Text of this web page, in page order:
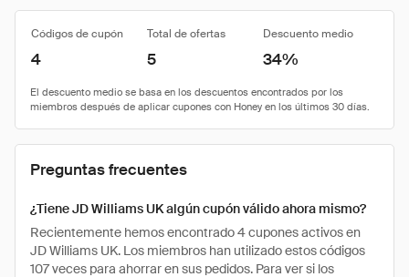
Códigos de cupón Total de ofertas Descuento medio
4 5 34%
Preguntas frecuentes
¿Tiene JD Williams UK algún cupón válido ahora mismo?
Recientemente hemos encontrado 4 cupones activos en
JD Williams UK. Los miembros han utilizado estos códigos
107 veces para ahorrar en sus pedidos. Para ver si los